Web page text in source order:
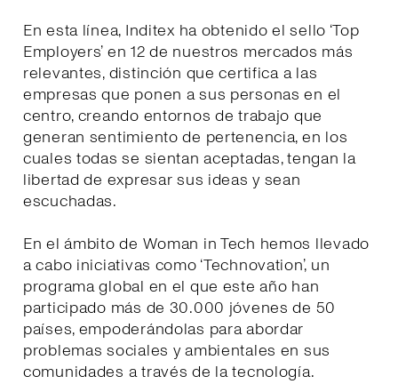
En esta línea, Inditex ha obtenido el sello ‘Top
Employers’ en 12 de nuestros mercados más
relevantes, distinción que certifica a las
empresas que ponen a sus personas en el
centro, creando entornos de trabajo que
generan sentimiento de pertenencia, en los
cuales todas se sientan aceptadas, tengan la
libertad de expresar sus ideas y sean
escuchadas.
En el ámbito de Woman in Tech hemos llevado
a cabo iniciativas como ‘Technovation’, un
programa global en el que este año han
participado más de 30.000 jóvenes de 50
países, empoderándolas para abordar
problemas sociales y ambientales en sus
comunidades a través de la tecnología.